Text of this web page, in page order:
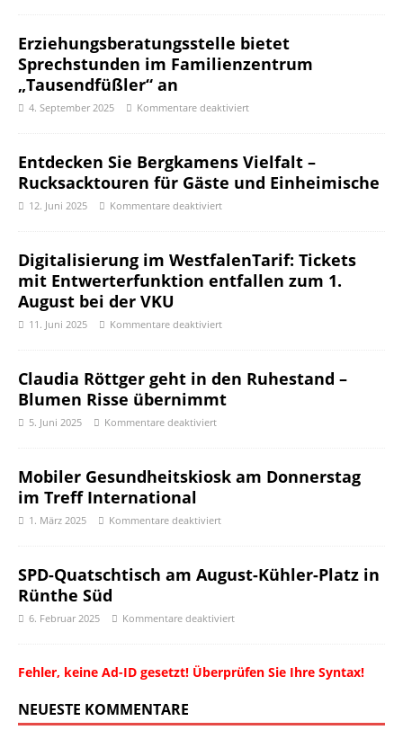
Erziehungsberatungsstelle bietet
Sprechstunden im Familienzentrum
„Tausendfüßler“ an
4. September 2025 Kommentare deaktiviert
Entdecken Sie Bergkamens Vielfalt –
Rucksacktouren für Gäste und Einheimische
12. Juni 2025 Kommentare deaktiviert
Digitalisierung im WestfalenTarif: Tickets
mit Entwerterfunktion entfallen zum 1.
August bei der VKU
11. Juni 2025 Kommentare deaktiviert
Claudia Röttger geht in den Ruhestand –
Blumen Risse übernimmt
5. Juni 2025 Kommentare deaktiviert
Mobiler Gesundheitskiosk am Donnerstag
im Treff International
1. März 2025 Kommentare deaktiviert
SPD-Quatschtisch am August-Kühler-Platz in
Rünthe Süd
6. Februar 2025 Kommentare deaktiviert
Fehler, keine Ad-ID gesetzt! Überprüfen Sie Ihre Syntax!
NEUESTE KOMMENTARE